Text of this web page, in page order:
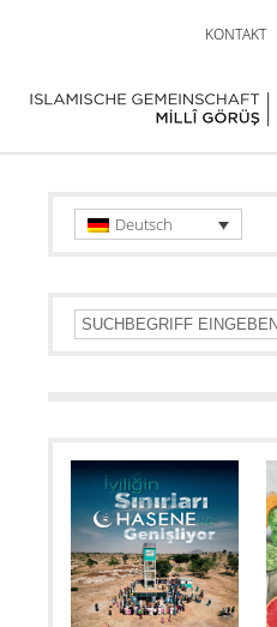
KONTAKT
Deutsch